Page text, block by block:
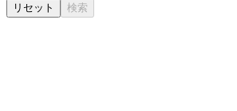
リセット
検索